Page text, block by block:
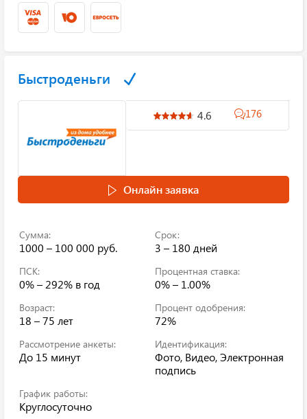
Быстроденьги
4.6 176
Онлайн заявка
Сумма:
1000 – 100 000 руб.
Срок:
3 – 180 дней
ПСК:
0% – 292% в год
Процентная ставка:
0% – 1.00%
Возраст:
18 – 75 лет
Процент одобрения:
72%
Рассмотрение анкеты:
До 15 минут
Идентификация:
Фото, Видео, Электронная
подпись
График работы:
Круглосуточно